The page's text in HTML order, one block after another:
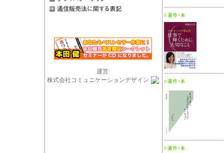
運営:
株式会社コミュニケーションデザイン